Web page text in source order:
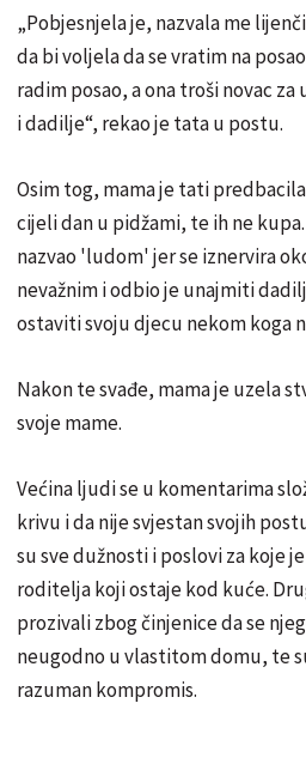
„Pobjesnjela je, nazvala me
da bi voljela da se vratim na
radim posao, a ona troši novac
i dadilje“, rekao je tata u postu.
Osim tog, mama je tati
cijeli dan u pidžami, te ih ne
nazvao 'ludom' jer se iznervira
nevažnim i odbio je unajmiti
ostaviti svoju djecu nekom koga
Nakon te svađe, mama je uzela
svoje mame.
Većina ljudi se u komentarima
krivu i da nije svjestan svojih
su sve dužnosti i poslovi za koje
roditelja koji ostaje kod kuće.
prozivali zbog činjenice da se
neugodno u vlastitom domu, te
razuman kompromis.